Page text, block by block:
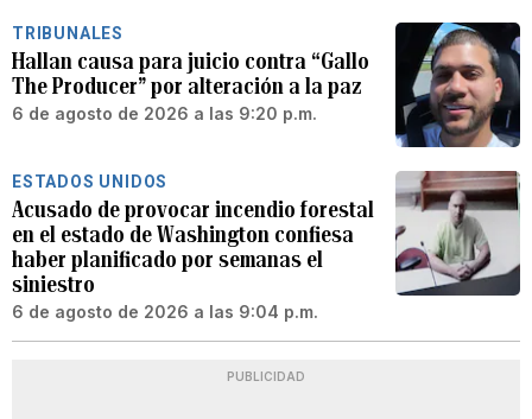
TRIBUNALES
Hallan causa para juicio contra “Gallo
The Producer” por alteración a la paz
6 de agosto de 2026 a las 9:20 p.m.
ESTADOS UNIDOS
Acusado de provocar incendio forestal
en el estado de Washington confiesa
haber planificado por semanas el
siniestro
6 de agosto de 2026 a las 9:04 p.m.
PUBLICIDAD